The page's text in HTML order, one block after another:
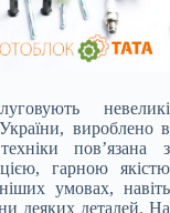
невеликі
України, вироблено в
пов’язана з
гарною якістю
умовах, навіть
деяких деталей. На